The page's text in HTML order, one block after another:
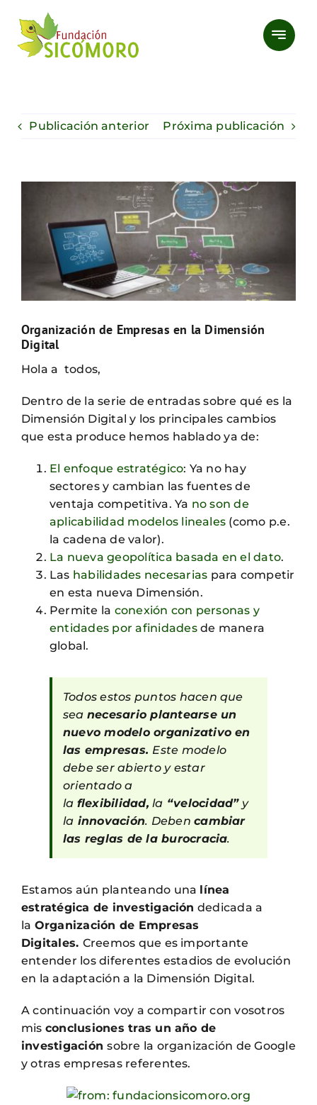
contenido
Publicación anterior Próxima publicación
grande
Organización de Empresas en la Dimensión
Digital
Hola a todos,
Dentro de la serie de entradas sobre qué es la
Dimensión Digital y los principales cambios
que esta produce hemos hablado ya de:
El enfoque estratégico: Ya no hay
sectores y cambian las fuentes de
ventaja competitiva. Ya no son de
aplicabilidad modelos lineales (como p.e.
la cadena de valor).
La nueva geopolítica basada en el dato.
Las habilidades necesarias para competir
en esta nueva Dimensión.
Permite la conexión con personas y
entidades por afinidadesde manera
global.
Todos estos puntos hacen que
sea necesario plantearse un
nuevo modelo organizativo en
las empresas. Este modelo
debe ser abierto y estar
orientado a
la flexibilidad, la “velocidad”y
la innovación. Debencambiar
las reglas de la burocracia.
Estamos aún planteando una línea
estratégica de investigación dedicada a
la Organización de Empresas
Digitales. Creemos que es importante
entender los diferentes estadios de evolución
en la adaptación a la Dimensión Digital.
A continuación voy a compartir con vosotros
mis conclusiones tras un año de
investigaciónsobre la organización de Google
y otras empresas referentes.